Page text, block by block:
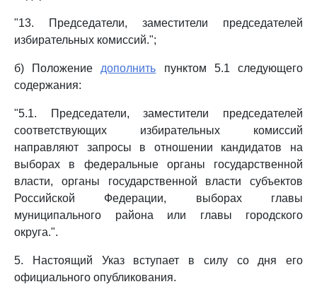
"13. Председатели, заместители председателей
избирательных комиссий.";
б) Положение дополнить пунктом 5.1 следующего
содержания:
"5.1. Председатели, заместители председателей
соответствующих избирательных комиссий
направляют запросы в отношении кандидатов на
выборах в федеральные органы государственной
власти, органы государственной власти субъектов
Российской Федерации, выборах главы
муниципального района или главы городского
округа.".
5. Настоящий Указ вступает в силу со дня его
официального опубликования.